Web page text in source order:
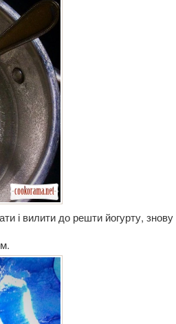
і вилити до решти йогурту, знову